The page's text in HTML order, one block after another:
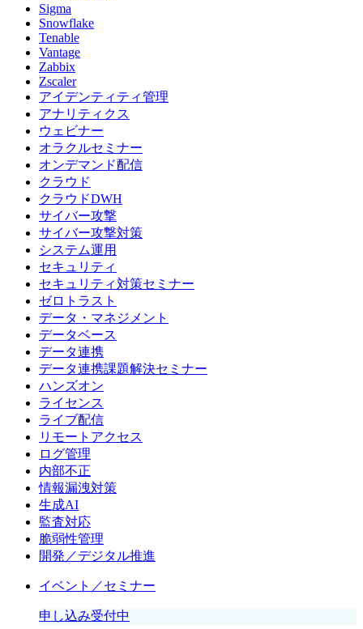
Sigma
Snowflake
Tenable
Vantage
Zabbix
Zscaler
アイデンティティ管理
アナリティクス
ウェビナー
オラクルセミナー
オンデマンド配信
クラウド
クラウドDWH
サイバー攻撃
サイバー攻撃対策
システム運用
セキュリティ
セキュリティ対策セミナー
ゼロトラスト
データ・マネジメント
データベース
データ連携
データ連携課題解決セミナー
ハンズオン
ライセンス
ライブ配信
リモートアクセス
ログ管理
内部不正
情報漏洩対策
生成AI
監査対応
脆弱性管理
開発／デジタル推進
イベント／セミナー
申し込み受付中